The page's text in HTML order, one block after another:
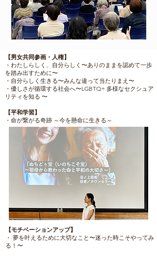
【男女共同参画・人権】
・わたしらしく、自分らしく〜ありのままを認めて一歩
を踏み出すために〜
・自分らしく生きる〜みんな違って当たりまえ〜
・ 優しさが循環する社会へ〜LGBTQ+ 多様なセクシュア
リティを知る 〜
【平和学習】
・命が繋がる奇跡 ～今を懸命に生きる～
【モチベーションアップ】
・ 夢を叶えるために大切なこと〜迷った時こそやってみ
る！〜​